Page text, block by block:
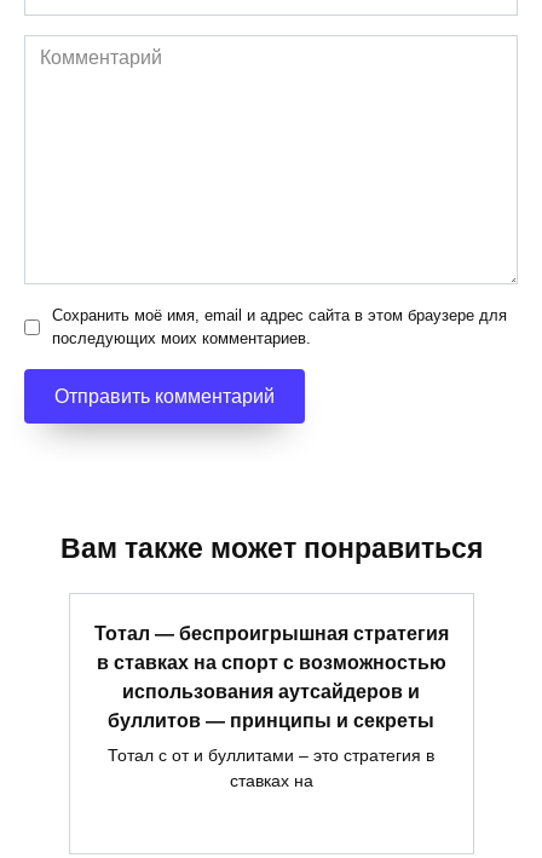
*
Комментарий
Сохранить моё имя, email и адрес сайта в этом браузере для
последующих моих комментариев.
Вам также может понравиться
Тотал — беспроигрышная стратегия
в ставках на спорт с возможностью
использования аутсайдеров и
буллитов — принципы и секреты
Тотал с от и буллитами – это стратегия в
ставках на